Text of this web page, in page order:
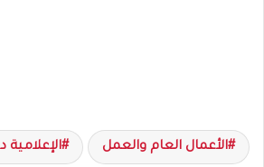
الأعمال العام والعمل